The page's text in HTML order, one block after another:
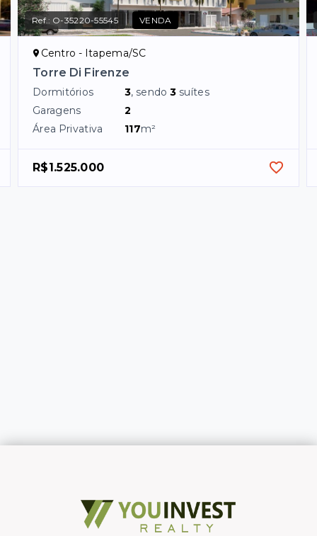
Ref.: O-35220-55545 VENDA
Centro - Itapema/SC
Torre Di Firenze
Dormitórios 3, sendo3 suítes
Garagens
2
Área Privativa
117m²
R$1.525.000